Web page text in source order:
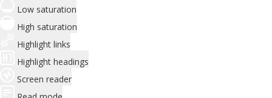
Low saturation
High saturation
Highlight links
Highlight headings
Screen reader